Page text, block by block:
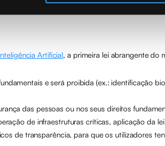
especificamente aWilliam Shakespeare,
Artificial, a primeira lei abrangente do
e será proibida (ex.: identificação
das pessoas ou nos seus direitos
de infraestruturas críticas, aplicação da
de transparência, para que os utilizadores